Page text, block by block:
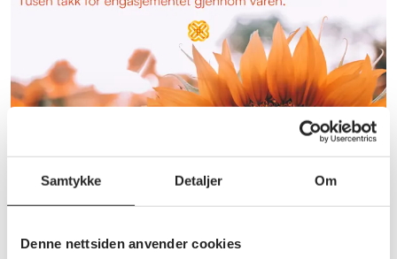
Samtykke Detaljer Om
Denne nettsiden anvender cookies
fra styreleder Per Hofseth